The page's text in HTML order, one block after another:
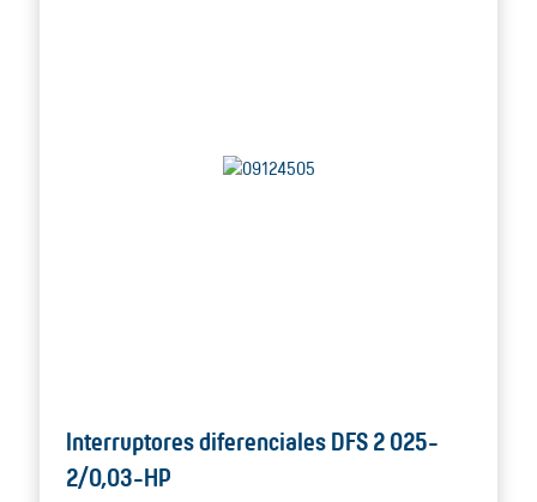
Interruptores diferenciales DFS 2 025-
2/0,03-HP